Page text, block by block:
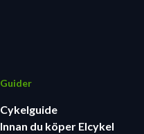
Guider
Cykelguide
Innan du köper Elcykel